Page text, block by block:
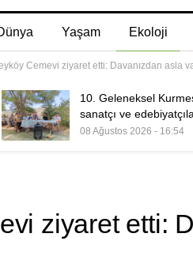
Yaşam Ekoloji
Cemevi ziyaret etti: Davanızdan asla
10. Geleneksel
sanatçı ve
08 Ağustos 2026 - 16:54
ziyaret etti: